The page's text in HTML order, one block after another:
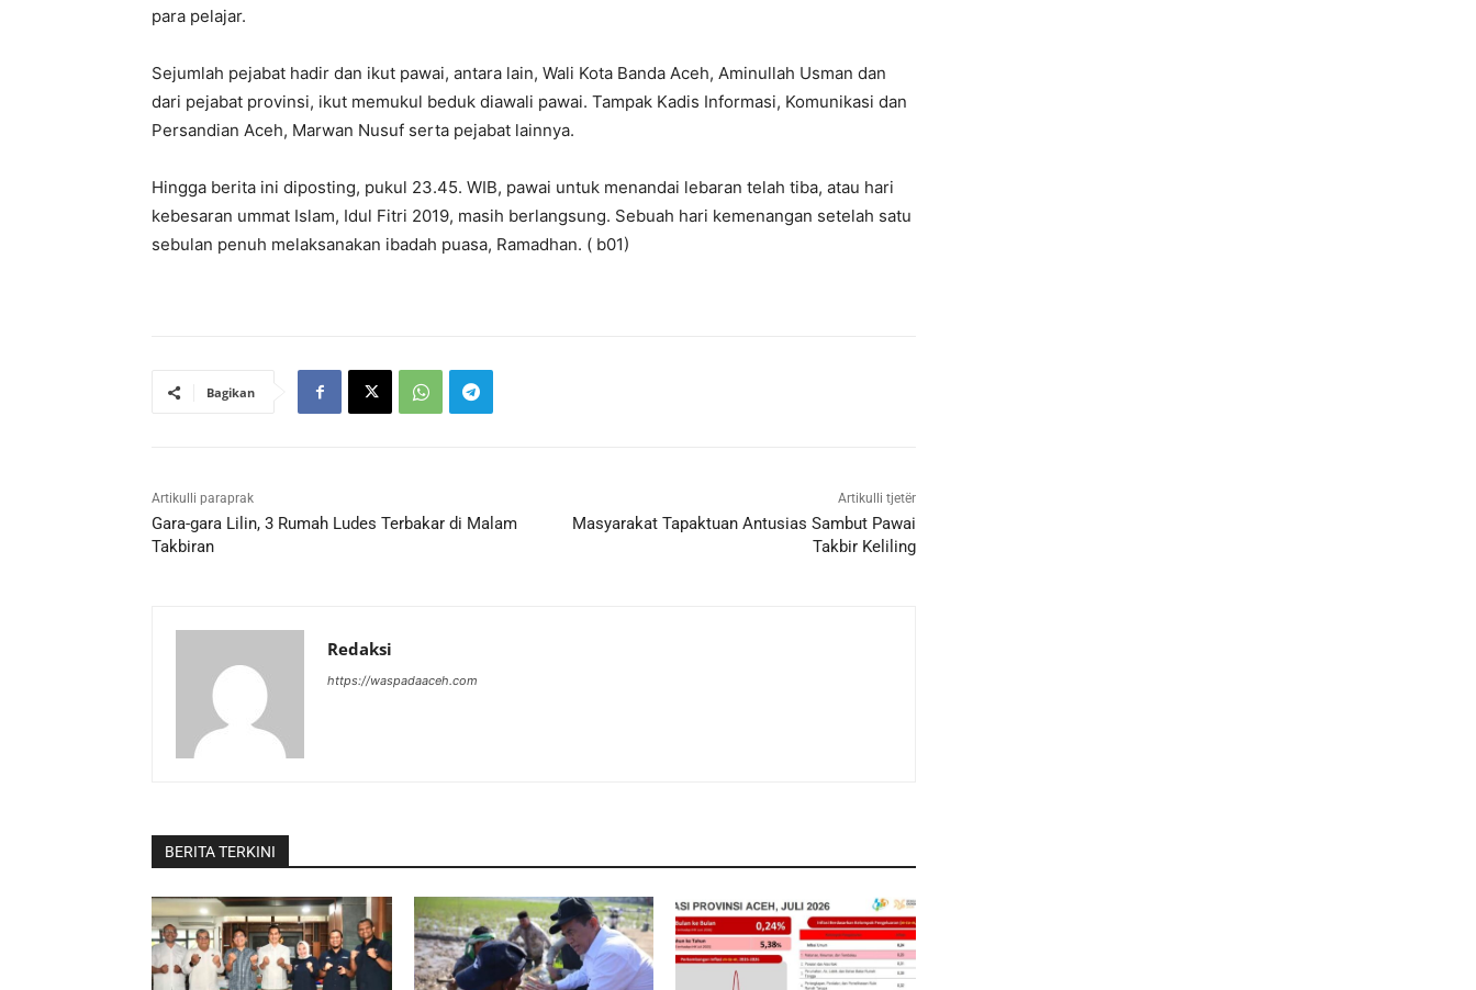
para pelajar.
Sejumlah pejabat hadir dan ikut pawai, antara lain, Wali Kota Banda Aceh, Aminullah Usman dan
dari pejabat provinsi, ikut memukul beduk diawali pawai. Tampak Kadis Informasi, Komunikasi dan
Persandian Aceh, Marwan Nusuf serta pejabat lainnya.
Hingga berita ini diposting, pukul 23.45. WIB, pawai untuk menandai lebaran telah tiba, atau hari
kebesaran ummat Islam, Idul Fitri 2019, masih berlangsung. Sebuah hari kemenangan setelah satu
sebulan penuh melaksanakan ibadah puasa, Ramadhan. ( b01)
Bagikan
Artikulli paraprak
Gara-gara Lilin, 3 Rumah Ludes Terbakar di Malam
Takbiran
Artikulli tjetër
Masyarakat Tapaktuan Antusias Sambut Pawai
Takbir Keliling
Redaksi
https://waspadaaceh.com
BERITA TERKINI